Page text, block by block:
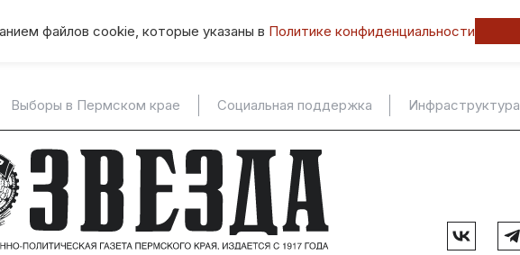
файлов cookie, которые указаны в Политике конфиденциальности
Выборы в Пермском крае Социальная поддержка Инфраструктура